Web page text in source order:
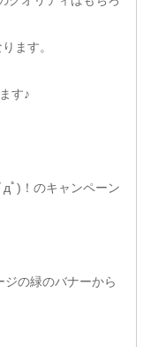
ます。
す♪
ﾟ)！のキャンペーン
の緑のバナーから